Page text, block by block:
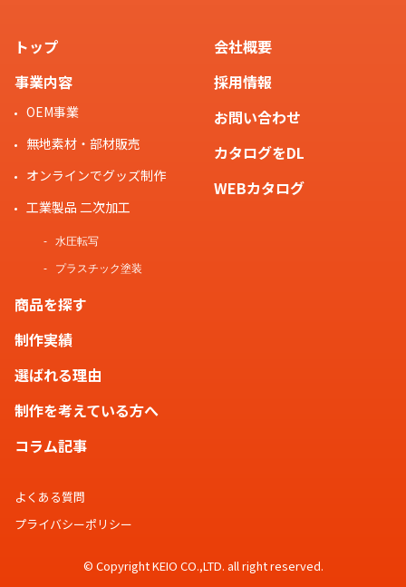
トップ
事業内容
OEM事業
無地素材・部材販売
オンラインでグッズ制作
工業製品 二次加工
水圧転写
プラスチック塗装
商品を探す
制作実績
選ばれる理由
制作を考えている方へ
コラム記事
会社概要
採用情報
お問い合わせ
カタログをDL
WEBカタログ
よくある質問
プライバシーポリシー
© Copyright KEIO CO.,LTD. all right reserved.